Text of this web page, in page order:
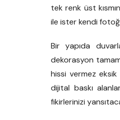
tek renk üst
ile ister kendi
Bir yapıda
dekorasyon
hissi vermez
dijital baskı
fikirlerinizi